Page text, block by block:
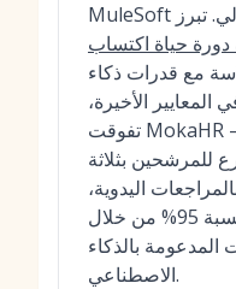
MuleSoft هو الخيار المثالي. تبرز MokaHR
دورة حياة اكتساب
مع قدرات ذكاء
الأخيرة،
تفوقت MokaHR باستمرار على المنافسين—
بثلاثة
بالمراجعات اليدوية،
وردود فعل أسرع بنسبة 95% من خلال
المدعومة بالذكاء
الاصطناعي.